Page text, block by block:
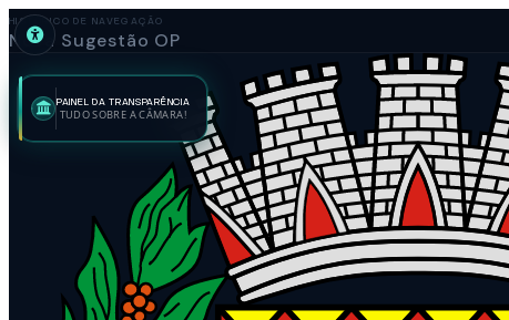
HISTÓRICO DE NAVEGAÇÃO
Nova Sugestão OP
PAINEL DA TRANSPARÊNCIA
TUDO SOBRE A CÂMARA!